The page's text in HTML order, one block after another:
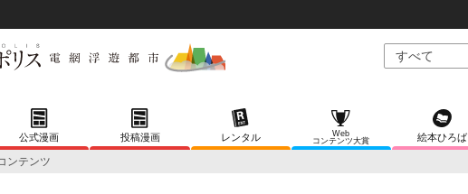
公式漫画 投稿漫画 レンタル
Web
コンテンツ大賞
絵本ひろば
ンテンツ